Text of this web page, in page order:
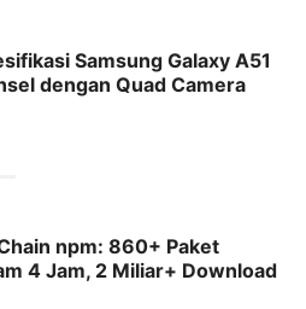
Samsung Galaxy A51
dengan Quad Camera
npm: 860+ Paket
4 Jam, 2 Miliar+ Download